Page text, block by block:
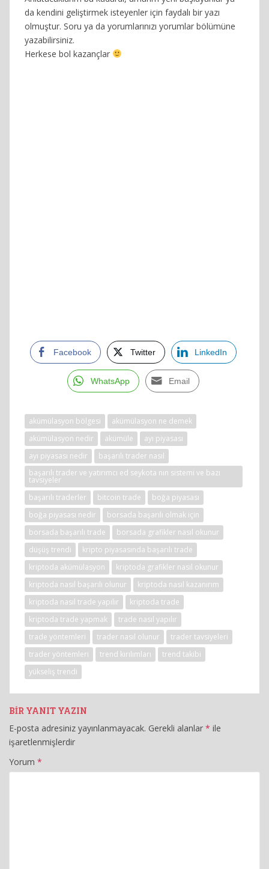
da kendini geliştirmek isteyenler için faydalı bir yazı
olmuştur. Soru ya da yorumlarınızı yorumlar bölümüne
yazabilirsiniz.
Herkese bol kazançlar
Facebook Twitter LinkedIn
WhatsApp Email
akümülasyon bölgesi
akümülasyon ne demek
akümülasyon nedir
akümüle
ayı piyasası
ayı piyasası nedir
başarılı trader nasıl
başarılı trader ve yatırımcı ed seykota nın sistemi ve bazı
tavsiyeler
başarılı traderler
bitcoin trade
boğa piyasası
boğa piyasası nedir
borsada başarılı olmak için
borsada başarılı trade
borsada grafikler nasıl okunur
düşüş trendi
kripto piyasasında başarılı trade
kriptoda akümülasyon
kriptoda grafikler nasıl okunur
kriptoda nasıl başarılı olunur
kriptoda nasıl kazanırım
kriptoda nasıl trade yapılır
kriptoda trade
kriptoda trade yapmak
trade nasıl yapılır
trade yöntemleri
trader nasıl olunur
trader tavsiyeleri
trader yöntemleri
trend kırılımları
trend takibi
yükseliş trendi
BIR YANIT YAZIN
E-posta adresiniz yayınlanmayacak. Gerekli alanlar * ile
işaretlenmişlerdir
Yorum *